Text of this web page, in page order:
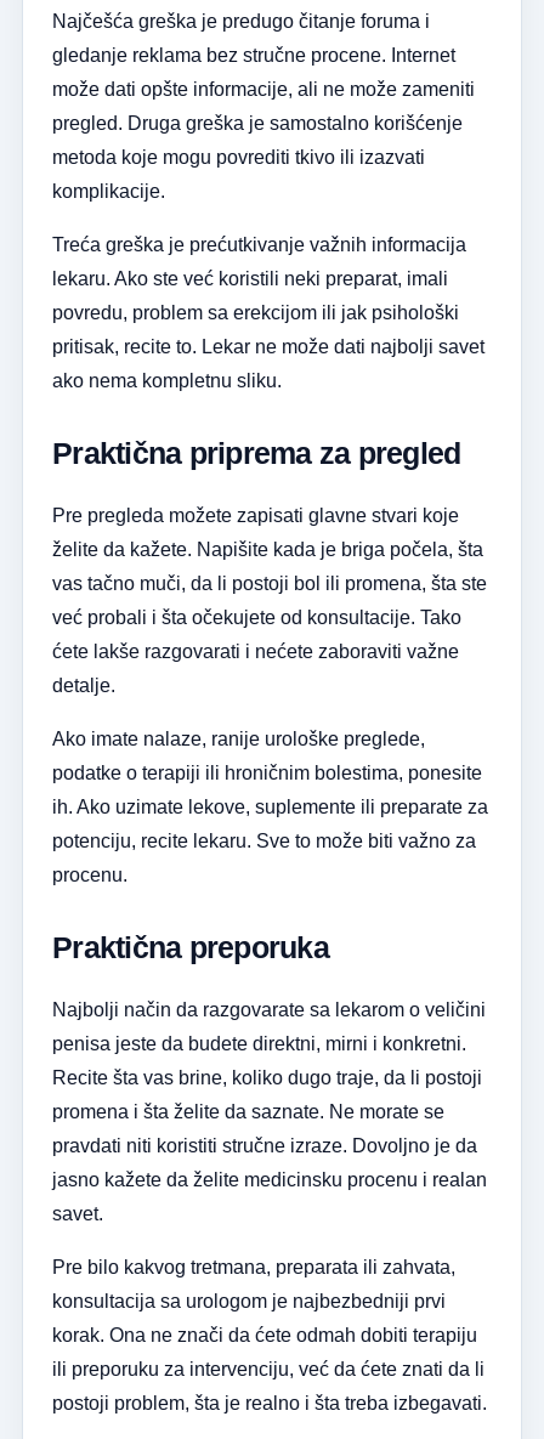
Najčešća greška je predugo čitanje foruma i
gledanje reklama bez stručne procene. Internet
može dati opšte informacije, ali ne može zameniti
pregled. Druga greška je samostalno korišćenje
metoda koje mogu povrediti tkivo ili izazvati
komplikacije.
Treća greška je prećutkivanje važnih informacija
lekaru. Ako ste već koristili neki preparat, imali
povredu, problem sa erekcijom ili jak psihološki
pritisak, recite to. Lekar ne može dati najbolji savet
ako nema kompletnu sliku.
Praktična priprema za pregled
Pre pregleda možete zapisati glavne stvari koje
želite da kažete. Napišite kada je briga počela, šta
vas tačno muči, da li postoji bol ili promena, šta ste
već probali i šta očekujete od konsultacije. Tako
ćete lakše razgovarati i nećete zaboraviti važne
detalje.
Ako imate nalaze, ranije urološke preglede,
podatke o terapiji ili hroničnim bolestima, ponesite
ih. Ako uzimate lekove, suplemente ili preparate za
potenciju, recite lekaru. Sve to može biti važno za
procenu.
Praktična preporuka
Najbolji način da razgovarate sa lekarom o veličini
penisa jeste da budete direktni, mirni i konkretni.
Recite šta vas brine, koliko dugo traje, da li postoji
promena i šta želite da saznate. Ne morate se
pravdati niti koristiti stručne izraze. Dovoljno je da
jasno kažete da želite medicinsku procenu i realan
savet.
Pre bilo kakvog tretmana, preparata ili zahvata,
konsultacija sa urologom je najbezbedniji prvi
korak. Ona ne znači da ćete odmah dobiti terapiju
ili preporuku za intervenciju, već da ćete znati da li
postoji problem, šta je realno i šta treba izbegavati.